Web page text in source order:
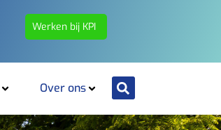
Werken bij KPI
Over ons